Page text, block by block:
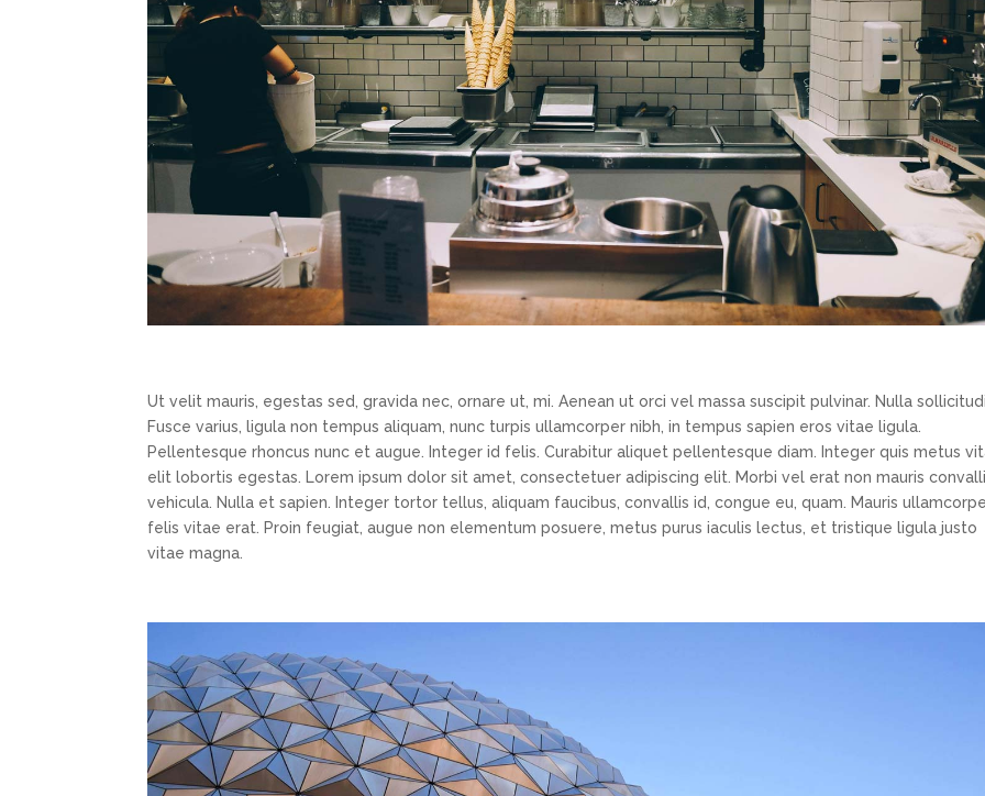
Ut velit mauris, egestas sed, gravida nec, ornare ut, mi. Aenean ut orci vel massa suscipit pulvinar. Nulla
Fusce varius, ligula non tempus aliquam, nunc turpis ullamcorper nibh, in tempus sapien eros vitae ligula.
Pellentesque rhoncus nunc et augue. Integer id felis. Curabitur aliquet pellentesque diam. Integer quis metus
elit lobortis egestas. Lorem ipsum dolor sit amet, consectetuer adipiscing elit. Morbi vel erat non mauris
vehicula. Nulla et sapien. Integer tortor tellus, aliquam faucibus, convallis id, congue eu, quam. Mauris
felis vitae erat. Proin feugiat, augue non elementum posuere, metus purus iaculis lectus, et tristique ligula justo
vitae magna.